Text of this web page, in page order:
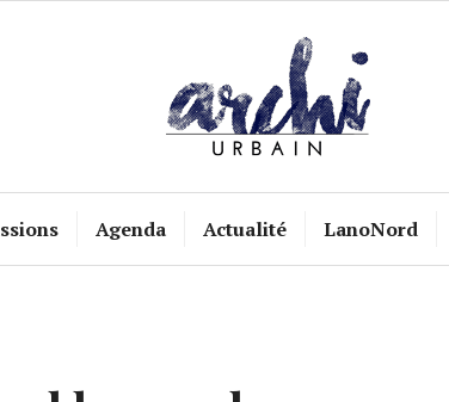
Agenda Actualité LanoNord